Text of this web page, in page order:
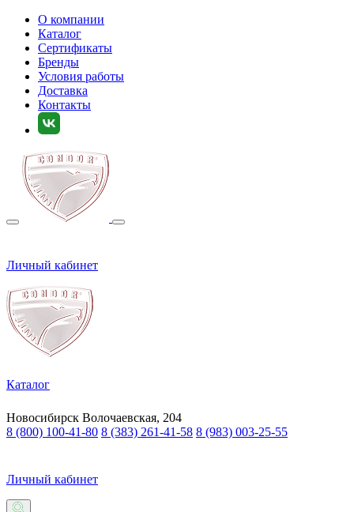
О компании
Каталог
Сертификаты
Бренды
Условия работы
Доставка
Контакты
Личный кабинет
Каталог
Новосибирск Волочаевская, 204
8 (800) 100-41-80 8 (383) 261-41-58 8 (983) 003-25-55
Личный кабинет